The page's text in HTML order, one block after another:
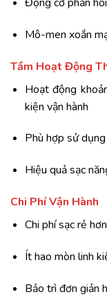
Mô-men xoắn
Tầm Hoạt Động
Hoạt động
kiện vận hành
Phù hợp sử
Hiệu quả sạc
Chi Phí Vận Hành
Chi phí sạc rẻ
Ít hao mòn linh
Bảo trì đơn giản